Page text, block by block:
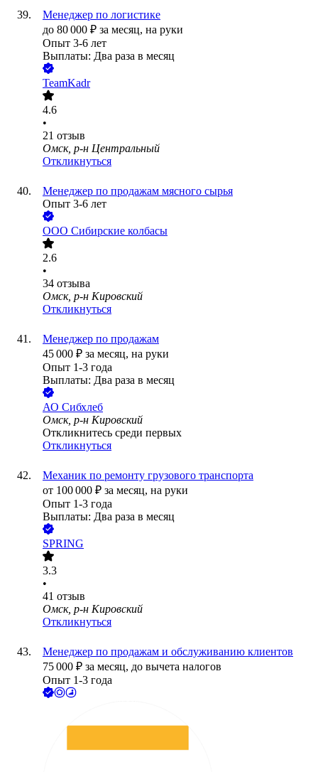
Менеджер по логистике
до 80 000 ₽ за месяц, на руки
Опыт 3-6 лет
Выплаты: Два раза в месяц
TeamKadr
4.6
•
21 отзыв
Омск, р-н Центральный
Откликнуться
Менеджер по продажам мясного сырья
Опыт 3-6 лет
ООО Сибирские колбасы
2.6
•
34 отзыва
Омск, р-н Кировский
Откликнуться
Менеджер по продажам
45 000 ₽ за месяц, на руки
Опыт 1-3 года
Выплаты: Два раза в месяц
АО Сибхлеб
Омск, р-н Кировский
Откликнитесь среди первых
Откликнуться
Механик по ремонту грузового транспорта
от 100 000 ₽ за месяц, на руки
Опыт 1-3 года
Выплаты: Два раза в месяц
SPRING
3.3
•
41 отзыв
Омск, р-н Кировский
Откликнуться
Менеджер по продажам и обслуживанию клиентов
75 000 ₽ за месяц, до вычета налогов
Опыт 1-3 года